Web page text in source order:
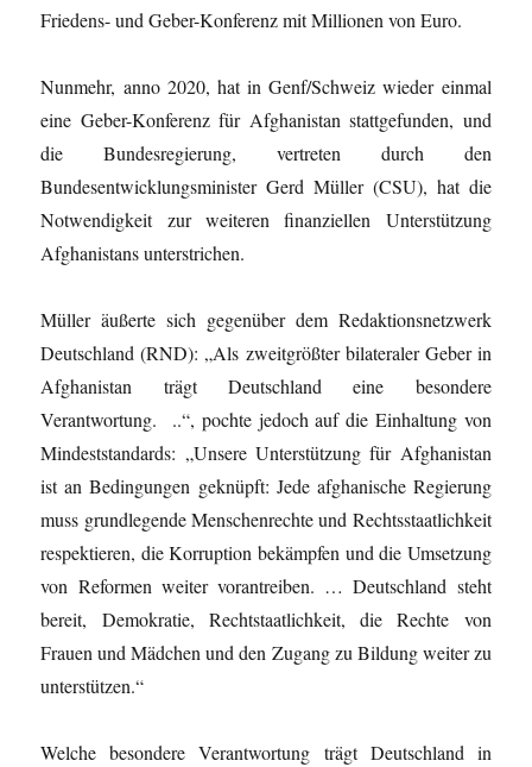
Friedens- und Geber-Konferenz mit Millionen von Euro.
Nunmehr, anno 2020, hat in Genf/Schweiz wieder einmal
eine Geber-Konferenz für Afghanistan stattgefunden, und
die Bundesregierung, vertreten durch den
Bundesentwicklungsminister Gerd Müller (CSU), hat die
Notwendigkeit zur weiteren finanziellen Unterstützung
Afghanistans unterstrichen.
Müller äußerte sich gegenüber dem Redaktionsnetzwerk
Deutschland (RND): „Als zweitgrößter bilateraler Geber in
Afghanistan trägt Deutschland eine besondere
Verantwortung. ..“, pochte jedoch auf die Einhaltung von
Mindeststandards: „Unsere Unterstützung für Afghanistan
ist an Bedingungen geknüpft: Jede afghanische Regierung
muss grundlegende Menschenrechte und Rechtsstaatlichkeit
respektieren, die Korruption bekämpfen und die Umsetzung
von Reformen weiter vorantreiben. … Deutschland steht
bereit, Demokratie, Rechtstaatlichkeit, die Rechte von
Frauen und Mädchen und den Zugang zu Bildung weiter zu
unterstützen.“
Welche besondere Verantwortung trägt Deutschland in